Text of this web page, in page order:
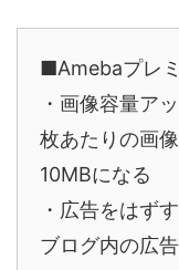
■Amebaプレ
・画像容量ア
枚あたりの画
10MBになる
・広告をはず
ブログ内の広